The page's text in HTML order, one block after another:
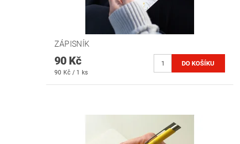
ZÁPISNÍK
90 Kč
90 Kč / 1 ks